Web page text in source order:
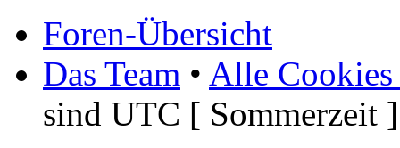
Foren-Übersicht
Das Team • Alle Cookies
sind UTC [ Sommerzeit ]